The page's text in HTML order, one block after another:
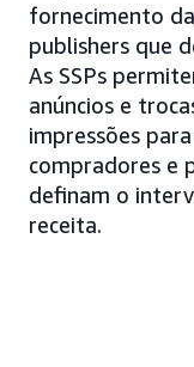
fornecimento
publishers que
As SSPs
anúncios e
impressões
compradores e
definam o
receita.